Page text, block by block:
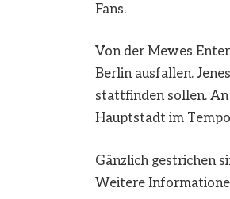
Fans.
Von der Mewes
Berlin ausfallen.
stattfinden sollen. An
Hauptstadt im
Gänzlich gestrichen
Weitere